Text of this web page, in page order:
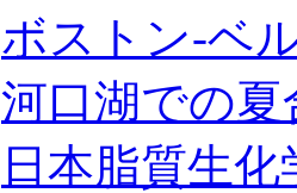
ボストン-ベ
河口湖での夏
日本脂質生